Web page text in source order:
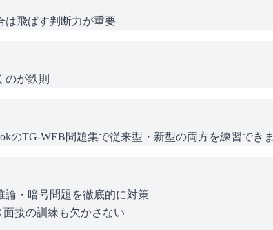
は飛ばす判断力が重要
のが鉄則
のTG-WEB問題集で従来型・新型の両方を練習でき
論・暗号問題を徹底的に対策
接の訓練も欠かさない